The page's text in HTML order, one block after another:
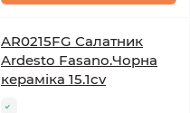
AR0215FG Салатник
Ardesto Fasano.Чорна
кераміка 15.1cv